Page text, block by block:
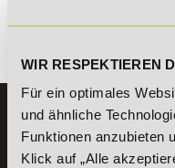
WIR RESPEKTIEREN
Für ein optimales
und ähnliche
Funktionen anzubieten
Klick auf „Alle
Es gibt keine Einträge
KONTAKT
07191 - 22986 - 0